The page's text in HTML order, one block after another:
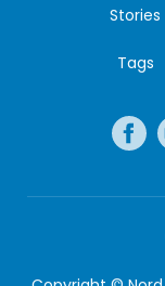
Stories
Tags